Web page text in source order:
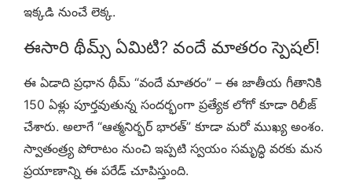
ఇక్కడి నుంచే లెక్క.
ఈసారి థీమ్స్ ఏమిటి? వందే మాతరం స్పెషల్!
ఈ ఏడాది ప్రధాన థీమ్ “వందే మాతరం” – ఈ జాతీయ గీతానికి
150 ఏళ్లు పూర్తవుతున్న సందర్భంగా ప్రత్యేక లోగో కూడా రిలీజ్
చేశారు. అలాగే “ఆత్మనిర్భర్ భారత్” కూడా మరో ముఖ్య అంశం.
స్వాతంత్ర్య పోరాటం నుంచి ఇప్పటి స్వయం సమృద్ధి వరకు మన
ప్రయాణాన్ని ఈ పరేడ్ చూపిస్తుంది.